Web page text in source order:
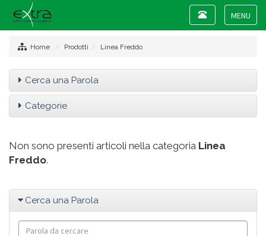
Toggle
Toggle
navigation
Home Prodotti Linea Freddo
Cerca una Parola
Categorie
Non sono presenti articoli nella categoria Linea
Freddo.
Cerca una Parola